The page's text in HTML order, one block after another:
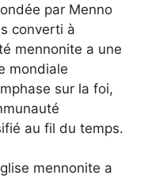
par Menno
converti à
mennonite a une
mondiale
sur la foi,
au fil du temps.
mennonite a